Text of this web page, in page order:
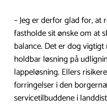
– Jeg er derfor glad for, at
fastholde sit ønske om at
balance. Det er dog
holdbar løsning på
lappeløsning. Ellers
forringelser i den
servicetilbuddene i